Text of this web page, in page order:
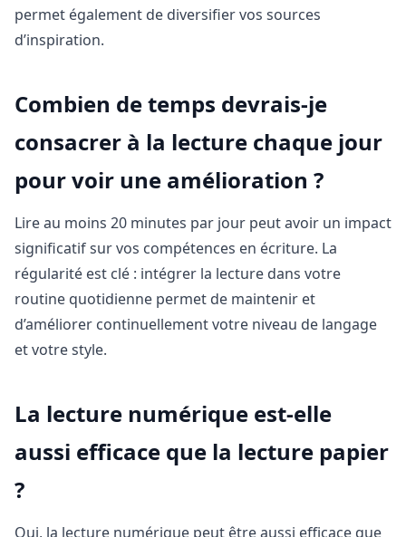
permet également de diversifier vos sources
d’inspiration.
Combien de temps devrais-je
consacrer à la lecture chaque jour
pour voir une amélioration ?
Lire au moins 20 minutes par jour peut avoir un impact
significatif sur vos compétences en écriture. La
régularité est clé : intégrer la lecture dans votre
routine quotidienne permet de maintenir et
d’améliorer continuellement votre niveau de langage
et votre style.
La lecture numérique est-elle
aussi efficace que la lecture papier
?
Oui, la lecture numérique peut être aussi efficace que